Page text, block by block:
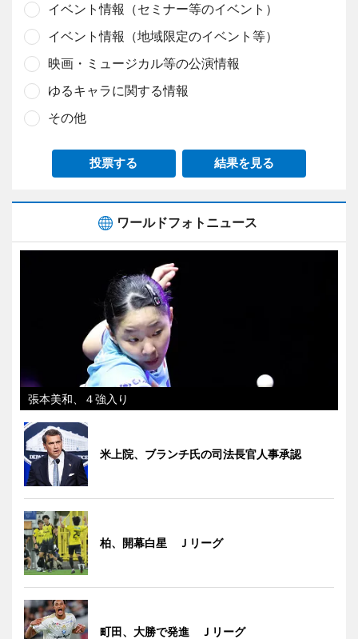
イベント情報（セミナー等のイベント）
イベント情報（地域限定のイベント等）
映画・ミュージカル等の公演情報
ゆるキャラに関する情報
その他
投票する 結果を見る
ワールドフォトニュース
張本美和、４強入り
米上院、ブランチ氏の司法長官人事承認
柏、開幕白星 Ｊリーグ
町田、大勝で発進 Ｊリーグ